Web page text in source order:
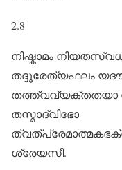
2.8
നിഷ്കാമം
തദ്ദൂരേത്യഫലം
തത്ത്വവ്യക്തതയാ
തസ്മാദ്വിഭോ
ശ്രേയസീ.